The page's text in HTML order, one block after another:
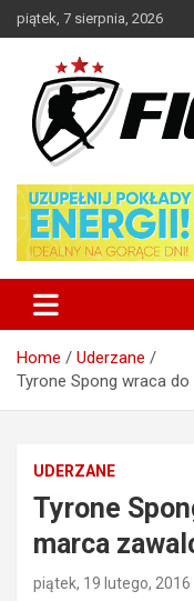
Skip
to
piątek, 7 sierpnia, 2026
Home
Uderzane
Tyrone Spong wraca
UDERZANE
Tyrone
marca
piątek, 19 lutego, 2016